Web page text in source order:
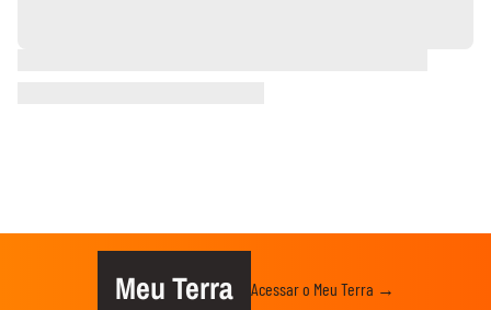
Meu Terra Acessar o Meu Terra →